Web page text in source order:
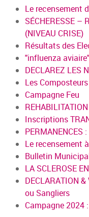
Le recensement
SÉCHERESSE –
(NIVEAU CRISE)
Résultats des
"influenza
DECLAREZ LES
Les
Campagne Feu
Inscriptions
PERMANENCES
Le recensement
Bulletin
LA SCLEROSE
DECLARATION
ou Sangliers
Campagne 2024